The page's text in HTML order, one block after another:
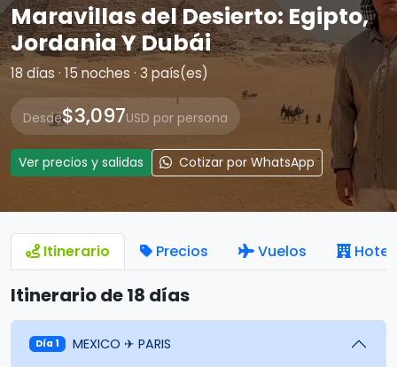
Maravillas del Desierto: Egipto,
Jordania Y Dubái
18 días · 15 noches · 3 país(es)
Desde$3,097USD por persona
Ver precios y salidas Cotizar por WhatsApp
Itinerario Precios Vuelos
Itinerario de 18 días
Día 1 MEXICO ✈ PARIS